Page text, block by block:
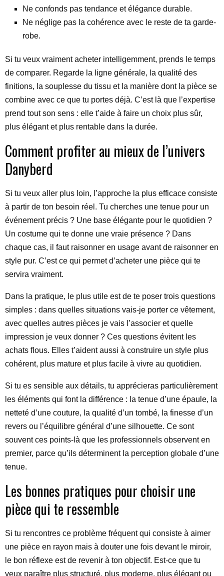
Ne confonds pas tendance et élégance durable.
Ne néglige pas la cohérence avec le reste de ta garde-
robe.
Si tu veux vraiment acheter intelligemment, prends le temps
de comparer. Regarde la ligne générale, la qualité des
finitions, la souplesse du tissu et la manière dont la pièce se
combine avec ce que tu portes déjà. C’est là que l’expertise
prend tout son sens : elle t’aide à faire un choix plus sûr,
plus élégant et plus rentable dans la durée.
Comment profiter au mieux de l’univers
Danyberd
Si tu veux aller plus loin, l’approche la plus efficace consiste
à partir de ton besoin réel. Tu cherches une tenue pour un
événement précis ? Une base élégante pour le quotidien ?
Un costume qui te donne une vraie présence ? Dans
chaque cas, il faut raisonner en usage avant de raisonner en
style pur. C’est ce qui permet d’acheter une pièce qui te
servira vraiment.
Dans la pratique, le plus utile est de te poser trois questions
simples : dans quelles situations vais-je porter ce vêtement,
avec quelles autres pièces je vais l’associer et quelle
impression je veux donner ? Ces questions évitent les
achats flous. Elles t’aident aussi à construire un style plus
cohérent, plus mature et plus facile à vivre au quotidien.
Si tu es sensible aux détails, tu apprécieras particulièrement
les éléments qui font la différence : la tenue d’une épaule, la
netteté d’une couture, la qualité d’un tombé, la finesse d’un
revers ou l’équilibre général d’une silhouette. Ce sont
souvent ces points-là que les professionnels observent en
premier, parce qu’ils déterminent la perception globale d’une
tenue.
Les bonnes pratiques pour choisir une
pièce qui te ressemble
Si tu rencontres ce problème fréquent qui consiste à aimer
une pièce en rayon mais à douter une fois devant le miroir,
le bon réflexe est de revenir à ton objectif. Est-ce que tu
veux paraître plus structuré, plus moderne, plus élégant ou